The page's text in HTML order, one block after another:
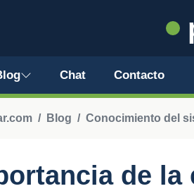
Chat Contacto
Blog Conocimiento del
de